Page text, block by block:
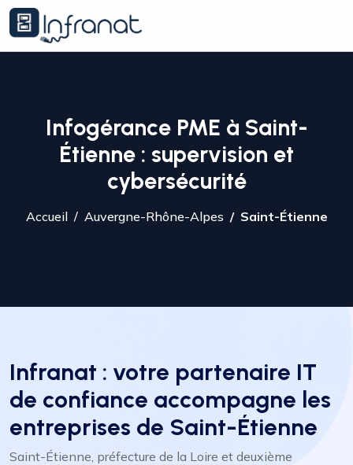
Infogérance PME à Saint-
Étienne : supervision et
cybersécurité
Accueil Auvergne-Rhône-Alpes Saint-Étienne
Infranat : votre partenaire IT
de confiance accompagne les
entreprises de Saint-Étienne
Saint-Étienne, préfecture de la Loire et deuxième